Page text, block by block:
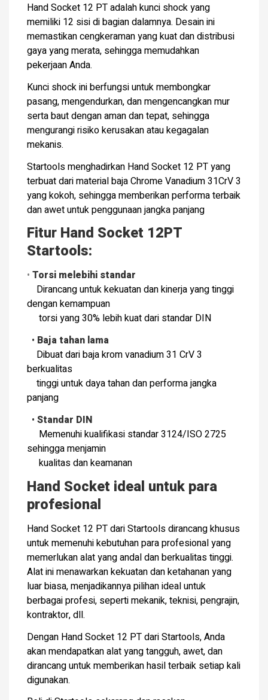
Hand Socket 12 PT adalah kunci shock yang
memiliki 12 sisi di bagian dalamnya. Desain ini
memastikan cengkeraman yang kuat dan distribusi
gaya yang merata, sehingga memudahkan
pekerjaan Anda.
Kunci shock ini berfungsi untuk membongkar
pasang, mengendurkan, dan mengencangkan mur
serta baut dengan aman dan tepat, sehingga
mengurangi risiko kerusakan atau kegagalan
mekanis.
Startools menghadirkan Hand Socket 12 PT yang
terbuat dari material baja Chrome Vanadium 31CrV 3
yang kokoh, sehingga memberikan performa terbaik
dan awet untuk penggunaan jangka panjang
Fitur Hand Socket 12PT
Startools:
• Torsi melebihi standar
Dirancang untuk kekuatan dan kinerja yang tinggi
dengan kemampuan
torsi yang 30% lebih kuat dari standar DIN
• Baja tahan lama
Dibuat dari baja krom vanadium 31 CrV 3
berkualitas
­ tinggi untuk daya tahan dan performa jangka
panjang
• Standar DIN
Memenuhi kualifikasi standar 3124/ISO 2725
sehingga menjamin
‍ kualitas dan keamanan
Hand Socket ideal untuk para
profesional
Hand Socket 12 PT dari Startools dirancang khusus
untuk memenuhi kebutuhan para profesional yang
memerlukan alat yang andal dan berkualitas tinggi.
Alat ini menawarkan kekuatan dan ketahanan yang
luar biasa, menjadikannya pilihan ideal untuk
berbagai profesi, seperti mekanik, teknisi, pengrajin,
kontraktor, dll.
Dengan Hand Socket 12 PT dari Startools, Anda
akan mendapatkan alat yang tangguh, awet, dan
dirancang untuk memberikan hasil terbaik setiap kali
digunakan.